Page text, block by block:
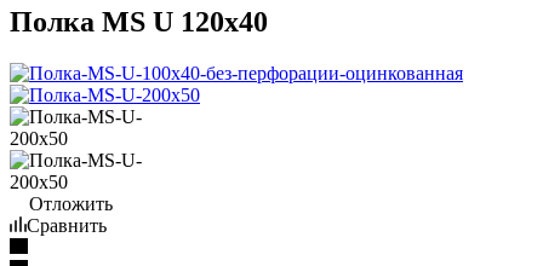
Полка MS U 120х40
Отложить
Сравнить